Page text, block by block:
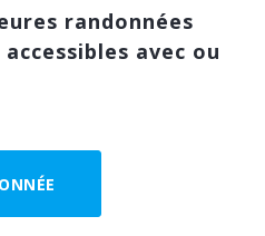
randonnées
avec ou